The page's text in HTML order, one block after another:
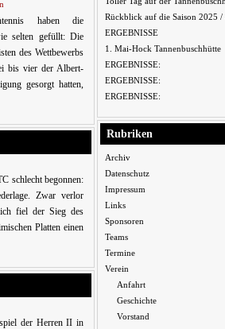
haben die
selten gefüllt: Die
des Wettbewerbs
bis vier der Albert-
gesorgt hatten,
schlecht begonnen:
Zwar verlor
fiel der Sieg des
Platten einen
der Herren II in
Rückblick auf die Saison 2025 /
ERGEBNISSE
1. Mai-Hock Tannenbuschhütte
ERGEBNISSE:
ERGEBNISSE:
ERGEBNISSE:
Rubriken
Archiv
Datenschutz
Impressum
Links
Sponsoren
Teams
Termine
Verein
Anfahrt
Geschichte
Vorstand